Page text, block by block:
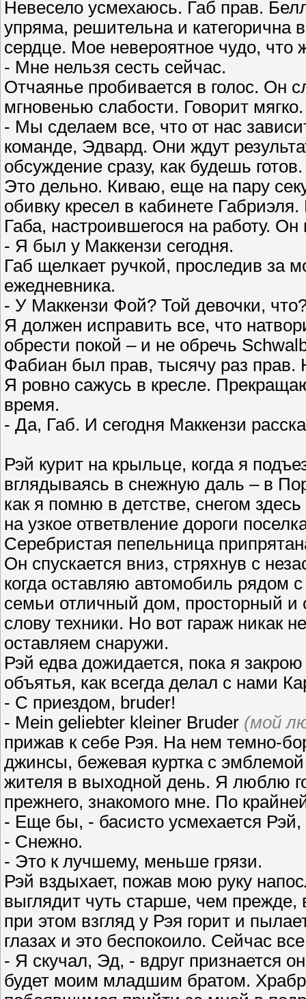
Невесело усмехаюсь. Габ прав.
упряма, решительна и
сердце. Мое невероятное чудо, что
- Мне нельзя сесть сейчас.
Отчаянье пробивается в голос. Он
мгновенью слабости. Говорит мягко.
- Мы сделаем все, что от нас
команде, Эдвард. Они ждут
обсуждение сразу, как будешь готов.
Это дельно. Киваю, еще на пару
обивку кресел в кабинете
Габа, настроившегося на работу. Он
- Я был у Маккензи сегодня.
Габ щелкает ручкой, проследив за
ежедневника.
- У Маккензи Фой? Той девочки,
Я должен исправить все, что
обрести покой – и не обречь
Фабиан был прав, тысячу раз прав.
Я ровно сажусь в кресле.
время.
- Да, Габ. И сегодня Маккензи
Рэй курит на крыльце, когда я
вглядываясь в снежную даль – в
как я помню в детстве, снегом
на узкое ответвление дороги
Серебристая пепельница
Он спускается вниз, стряхнув с
когда оставляю автомобиль рядом
семьи отличный дом, просторный и
слову техники. Но вот гараж никак
оставляем снаружи.
Рэй едва дожидается, пока я
объятья, как всегда делал с нами
- С приездом, bruder!
- Mein geliebter kleiner Bruder (мой
прижав к себе Рэя. На нем темно-
джинсы, бежевая куртка с
жителя в выходной день. Я люблю
прежнего, знакомого мне. По
- Еще бы, - басисто усмехается
- Снежно.
- Это к лучшему, меньше грязи.
Рэй вздыхает, пожав мою руку
выглядит чуть старше, чем прежде,
при этом взгляд у Рэя горит и
глазах и это беспокоило. Сейчас
- Я скучал, Эд, - вдруг признается
будет моим младшим братом.